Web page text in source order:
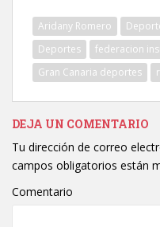
Aridany Romero
Deportes
federacion
Gran Canaria deportes
DEJA UN COMENTARIO
Tu dirección de correo
campos obligatorios están
Comentario